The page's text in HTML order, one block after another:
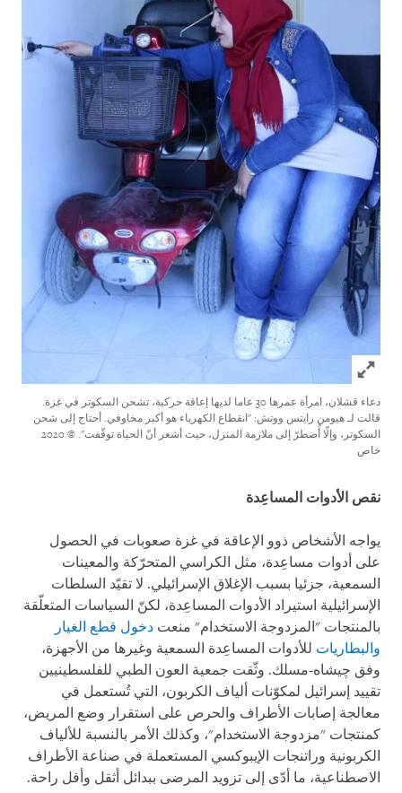
Click to expand Image
دعاء قشلان، امرأة عمرها 30 عاما لديها إعاقة حركية، تشحن السكوتر في غزة.
قالت لـ هيومن رايتس ووتش: "انقطاع الكهرباء هو أكبر مخاوفي. أحتاج إلى شحن
السكوتر، وإلّا أُضطرّ إلى ملازمة المنزل، حيث أشعر أنّ الحياة توقّفت".
© 2020
خاص
نقص الأدوات المساعِدة
يواجه الأشخاص ذوو الإعاقة في غزة صعوبات في الحصول
على أدوات مساعِدة، مثل الكراسي المتحرّكة والمعينات
السمعية، جزئيا بسبب الإغلاق الإسرائيلي. لا تقيّد السلطات
الإسرائيلية استيراد الأدوات المساعِدة، لكنّ السياسات المتعلّقة
بالمنتجات "المزدوجة الاستخدام" منعت دخول قطع الغيار
والبطاريات للأدوات المساعِدة السمعية وغيرها من الأجهزة،
وفق چيشاه-مسلك. وثّقت جمعية العون الطبي للفلسطينيين
تقييد إسرائيل لمكوّنات ألياف الكربون، التي تُستعمل في
معالجة إصابات الأطراف والحرص على استقرار وضع المريض،
كمنتجات "مزدوجة الاستخدام"، وكذلك الأمر بالنسبة للألياف
الكربونية وراتنجات الإيبوكسي المستعملة في صناعة الأطراف
الاصطناعية، ما أدّى إلى تزويد المرضى ببدائل أثقل وأقل راحة.